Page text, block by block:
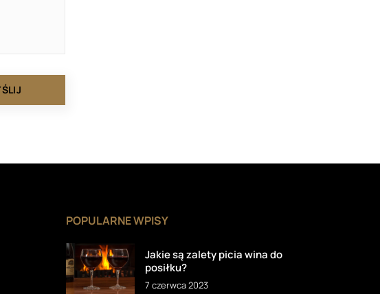
POPULARNE WPISY
Jakie są zalety picia wina do
posiłku?
7 czerwca 2023